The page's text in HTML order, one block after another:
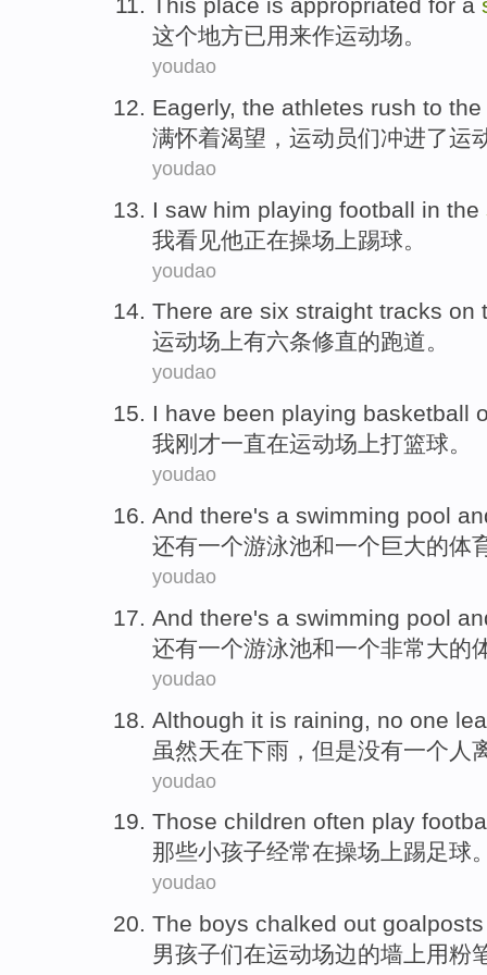
这个地方已用来作运动场。
youdao
Eagerly, the athletes rush to the
满怀着渴望 ， 运动员们冲进了运
youdao
I saw him playing football in the
我看见他正在操场 上踢球 。
youdao
There are six straight tracks on
运动场上有六条修直的跑道。
youdao
I have been playing basketball
我刚才一直在运动场上打篮球。
youdao
And there's a swimming pool
还有一个游泳池和一个巨大的体
youdao
And there's a swimming pool
还有一个游泳池和一个非常大的
youdao
Although it is raining no one
虽然天在下雨 ，但是没有一个人
youdao
Those children often play
那些小孩子经常在操场上踢足球
youdao
The boys chalked out goalposts
男孩子们在运动场边的墙上用粉